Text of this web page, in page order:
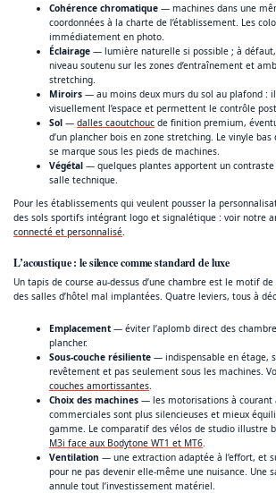
Cohérence chromatique — machines dans une
coordonnées à la charte de l’établissement. Les
immédiatement en photo.
Éclairage — lumière naturelle si possible ; à défaut,
niveau soutenu sur les zones d’entraînement et
stretching.
Miroirs — au moins deux murs du sol au plafond :
visuellement l’espace et permettent le contrôle
Sol — dalles caoutchouc de finition premium,
d’un plancher bois en zone stretching. Le vinyle
se marque sous les pieds de machines.
Végétal — quelques plantes apportent un contraste
salle technique.
Pour les établissements qui veulent pousser la
des sols sportifs intégrant logo et signalétique : voir notre
connecté et personnalisé
L’acoustique : le silence comme standard de luxe
Un tapis de course au-dessus d’une chambre est le motif
des salles d’hôtel mal implantées. Quatre leviers, tous à
Emplacement — éviter l’aplomb direct des
plancher.
Sous-couche résiliente — indispensable en étage,
revêtement et pas seulement sous les machines.
couches amortissantes
Choix des machines — les motorisations à courant
commerciales sont plus silencieuses et mieux
gamme. Le comparatif des vélos de studio illustre
M3i face aux Bodytone WT1 et MT6
Ventilation — une extraction adaptée à l’effort, et
pour ne pas devenir elle-même une nuisance. Une
annule tout l’investissement matériel.